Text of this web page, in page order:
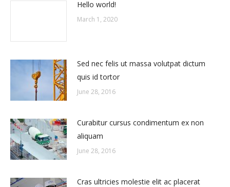
Hello world!
March 1, 2020
Sed nec felis ut massa volutpat dictum
quis id tortor
June 28, 2016
Curabitur cursus condimentum ex non
aliquam
June 28, 2016
Cras ultricies molestie elit ac placerat